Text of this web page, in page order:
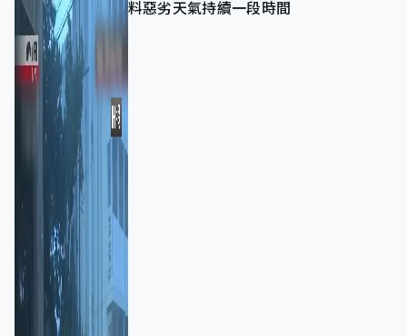
料惡劣天氣持續一段時間